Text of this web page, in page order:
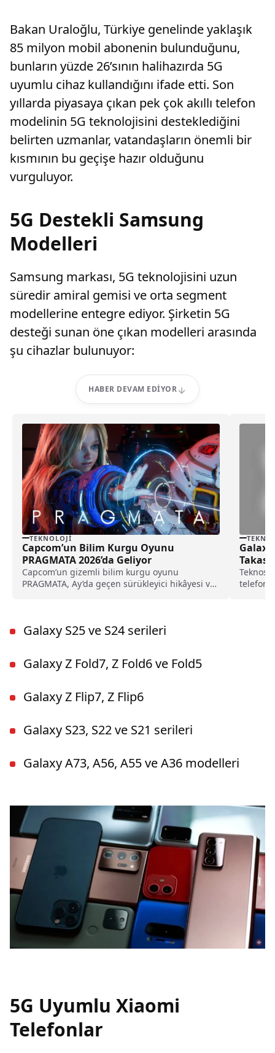
Bakan Uraloğlu, Türkiye genelinde yaklaşık
85 milyon mobil abonenin bulunduğunu,
bunların yüzde 26’sının halihazırda 5G
uyumlu cihaz kullandığını ifade etti. Son
yıllarda piyasaya çıkan pek çok akıllı telefon
modelinin 5G teknolojisini desteklediğini
belirten uzmanlar, vatandaşların önemli bir
kısmının bu geçişe hazır olduğunu
vurguluyor.
5G Destekli Samsung
Modelleri
Samsung markası, 5G teknolojisini uzun
süredir amiral gemisi ve orta segment
modellerine entegre ediyor. Şirketin 5G
desteği sunan öne çıkan modelleri arasında
şu cihazlar bulunuyor:
HABER DEVAM EDIYOR
TEKNOLOJI
Capcom’un Bilim Kurgu Oyunu
PRAGMATA 2026’da Geliyor
Capcom’un gizemli bilim kurgu oyunu
PRAGMATA, Ay’da geçen sürükleyici hikâyesi ve
Takas
Satışta
Galaxy S25 ve S24 serileri
Galaxy Z Fold7, Z Fold6 ve Fold5
Galaxy Z Flip7, Z Flip6
Galaxy S23, S22 ve S21 serileri
Galaxy A73, A56, A55 ve A36 modelleri
5G Uyumlu Xiaomi
Telefonlar